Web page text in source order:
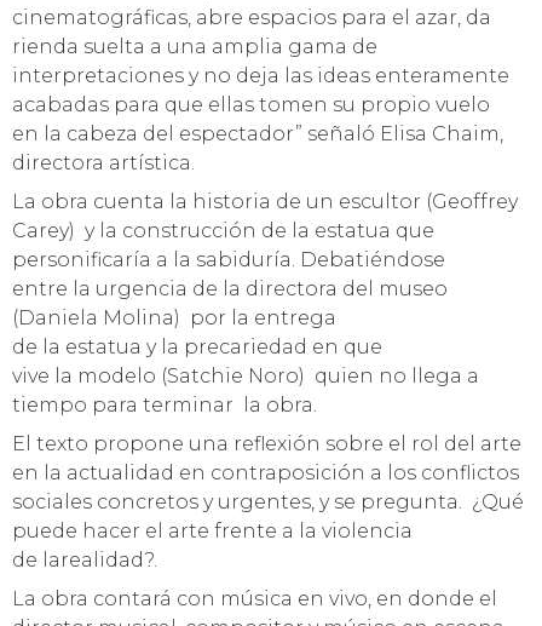
cinematográficas, abre espacios para el azar, da
rienda suelta a una amplia gama de
interpretaciones y no deja las ideas enteramente
acabadas para que ellas tomen su propio vuelo
en la cabeza del espectador” señaló Elisa Chaim,
directora artística.
La obra cuenta la historia de un escultor (Geoffrey
Carey) y la construcción de la estatua que
personificaría a la sabiduría. Debatiéndose
entre la urgencia de la directora del museo
(Daniela Molina) por la entrega
de la estatua y la precariedad en que
vive la modelo (Satchie Noro) quien no llega a
tiempo para terminar la obra.
El texto propone una reflexión sobre el rol del arte
en la actualidad en contraposición a los conflictos
sociales concretos y urgentes, y se pregunta. ¿Qué
puede hacer el arte frente a la violencia
de larealidad?.
La obra contará con música en vivo, en donde el